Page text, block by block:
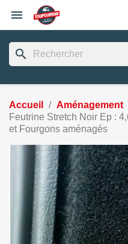

search
Accueil Aménagement
Feutrine Stretch Noir Ep :
et Fourgons aménagés